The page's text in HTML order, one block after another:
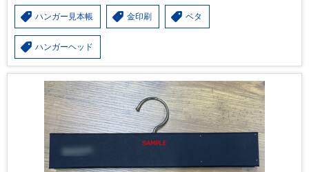
ハンガー見本帳 金印刷 ベタ
ハンガーヘッド